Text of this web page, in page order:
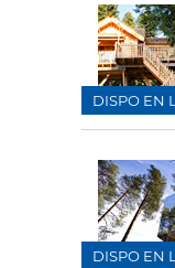
DISPO EN
DISPO EN